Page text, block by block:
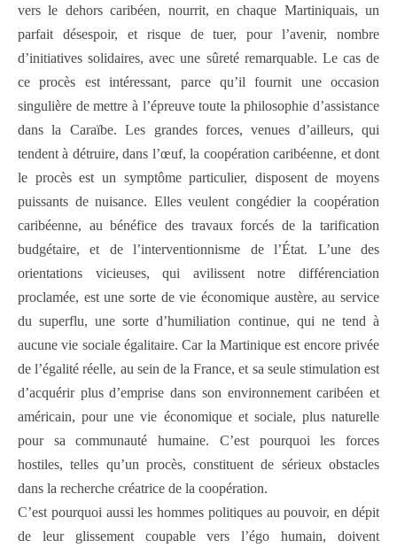
vers le dehors caribéen, nourrit, en chaque Martiniquais, un
parfait désespoir, et risque de tuer, pour l’avenir, nombre
d’initiatives solidaires, avec une sûreté remarquable. Le cas de
ce procès est intéressant, parce qu’il fournit une occasion
singulière de mettre à l’épreuve toute la philosophie d’assistance
dans la Caraïbe. Les grandes forces, venues d’ailleurs, qui
tendent à détruire, dans l’œuf, la coopération caribéenne, et dont
le procès est un symptôme particulier, disposent de moyens
puissants de nuisance. Elles veulent congédier la coopération
caribéenne, au bénéfice des travaux forcés de la tarification
budgétaire, et de l’interventionnisme de l’État. L’une des
orientations vicieuses, qui avilissent notre différenciation
proclamée, est une sorte de vie économique austère, au service
du superflu, une sorte d’humiliation continue, qui ne tend à
aucune vie sociale égalitaire. Car la Martinique est encore privée
de l’égalité réelle, au sein de la France, et sa seule stimulation est
d’acquérir plus d’emprise dans son environnement caribéen et
américain, pour une vie économique et sociale, plus naturelle
pour sa communauté humaine. C’est pourquoi les forces
hostiles, telles qu’un procès, constituent de sérieux obstacles
dans la recherche créatrice de la coopération.
C’est pourquoi aussi les hommes politiques au pouvoir, en dépit
de leur glissement coupable vers l’égo humain, doivent